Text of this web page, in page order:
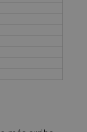
de cuánto
cuenta con
populares